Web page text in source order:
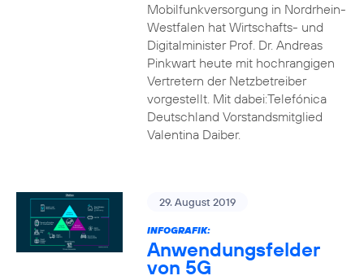
Mobilfunkversorgung in Nordrhein-
Westfalen hat Wirtschafts- und
Digitalminister Prof. Dr. Andreas
Pinkwart heute mit hochrangigen
Vertretern der Netzbetreiber
vorgestellt. Mit dabei:Telefónica
Deutschland Vorstandsmitglied
Valentina Daiber.
29. August 2019
INFOGRAFIK:
Anwendungsfelder
von 5G